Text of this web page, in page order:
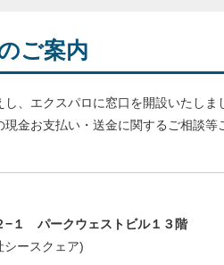
ご案内
、エクスパロに窓口を開設いたしま
金お支払い・送金に関するご相談等
−１ パークウェストビル１３階
シースクェア)